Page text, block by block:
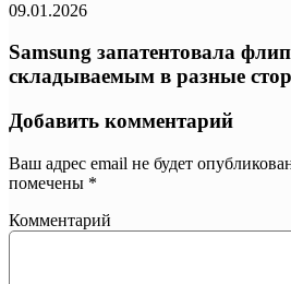
09.01.2026
Samsung запатентовала
складываемым в разные
Добавить комментарий
Ваш адрес email не будет
помечены *
Комментарий